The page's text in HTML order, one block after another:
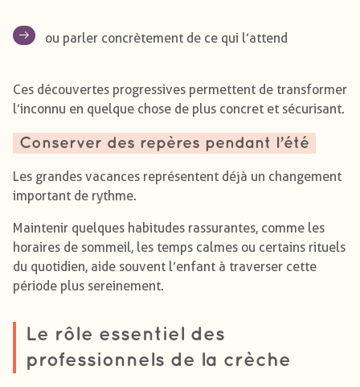
ou parler concrètement de ce qui l’attend
Ces découvertes progressives permettent de transformer
l’inconnu en quelque chose de plus concret et sécurisant.
Conserver des repères pendant l’été
Les grandes vacances représentent déjà un changement
important de rythme.
Maintenir quelques habitudes rassurantes, comme les
horaires de sommeil, les temps calmes ou certains rituels
du quotidien, aide souvent l’enfant à traverser cette
période plus sereinement.
Le rôle essentiel des
professionnels de la crèche